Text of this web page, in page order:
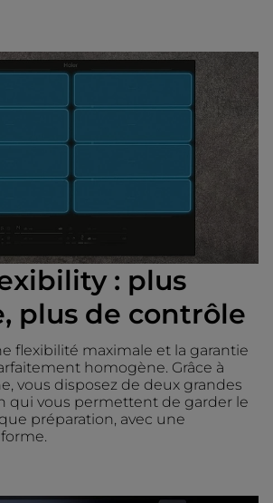
: plus
plus de contrôle
flexibilité maximale et la garantie
homogène. Grâce à
vous disposez de deux grandes
qui vous permettent de garder le
préparation, avec une